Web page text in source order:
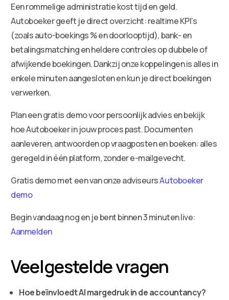
Een rommelige administratie kost tijd en geld.
Autoboeker geeft je direct overzicht: realtime KPI’s
(zoals auto-boekings % en doorlooptijd), bank- en
betalingsmatching en heldere controles op dubbele of
afwijkende boekingen. Dankzij onze koppelingen is alles in
enkele minuten aangesloten en kun je direct boekingen
verwerken.
Plan een gratis demo voor persoonlijk advies en bekijk
hoe Autoboeker in jouw proces past. Documenten
aanleveren, antwoorden op vraagposten en boeken: alles
geregeld in één platform, zonder e-mailgevecht.
Gratis demo met een van onze adviseursAutoboeker
demo
Begin vandaag nog en je bent binnen 3 minuten live:
Aanmelden
Veelgestelde vragen
Hoe beïnvloedt AI margedruk in de accountancy?